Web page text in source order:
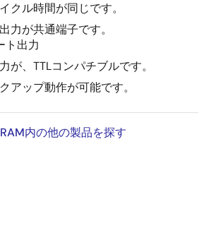
クル時間が同じです。
力が共通端子です。
ト出力
が、TTLコンパチブルです。
アップ動作が可能です。
内の他の製品を探す